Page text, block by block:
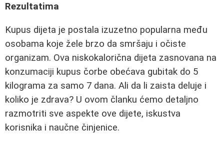
Rezultatima
Kupus dijeta je postala izuzetno popularna među
osobama koje žele brzo da smršaju i očiste
organizam. Ova niskokalorična dijeta zasnovana na
konzumaciji kupus čorbe obećava gubitak do 5
kilograma za samo 7 dana. Ali da li zaista deluje i
koliko je zdrava? U ovom članku ćemo detaljno
razmotriti sve aspekte ove dijete, iskustva
korisnika i naučne činjenice.